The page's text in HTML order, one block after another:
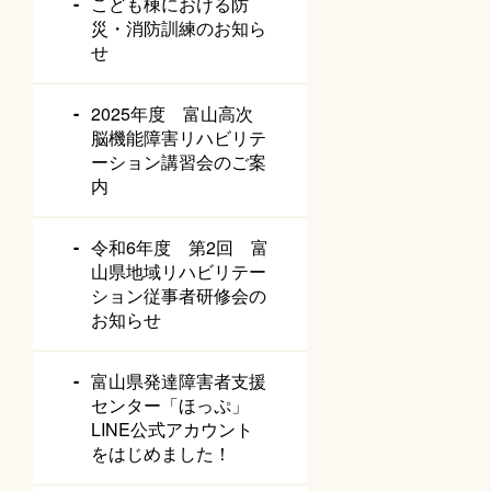
災・消防訓練のお知ら
せ
2025年度 富山高次
脳機能障害リハビリテ
ーション講習会のご案
内
令和6年度 第2回 富
山県地域リハビリテー
ション従事者研修会の
お知らせ
富山県発達障害者支援
センター「ほっぷ」
LINE公式アカウント
をはじめました！